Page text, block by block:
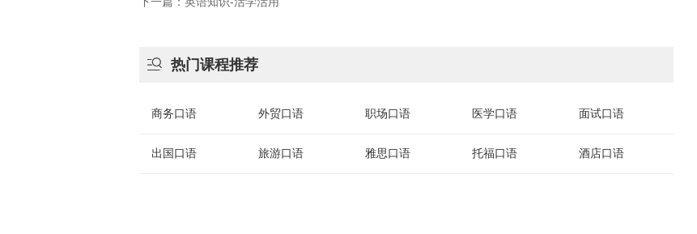
 热门课程推荐
商务口语 外贸口语 职场口语 医学口语 面试口语
出国口语 旅游口语 雅思口语 托福口语 酒店口语